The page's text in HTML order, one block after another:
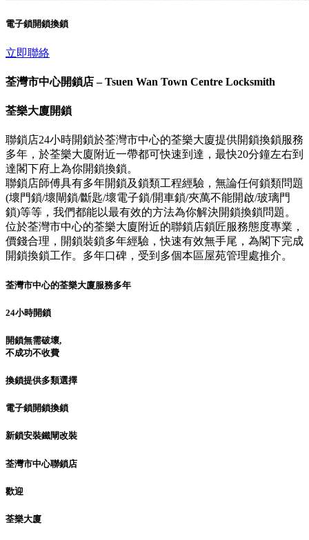
電子鎖開鎖換鎖
立即聯絡
荃灣市中心開鎖店 – Tsuen Wan Town Centre Locksmith
荃樂大廈開鎖
聯鎖店24小時開鎖於荃灣市中心的荃樂大廈提供開鎖換鎖服務
多年，於荃樂大廈附近一帶都可快速到達，最快20分鐘左右到
達閣下府上為你開鎖換鎖。
聯鎖店師傅具有多年開鎖及鎖類工程經驗，無論任何鎖類問題
(壞門鎖/壞閘鎖/斷匙/壞電子鎖/開車鎖/夾萬不能開啟/玻璃門
鎖)等等，我們都能以最有效的方法為你解決開鎖換鎖問題。
位於荃灣市中心的荃樂大廈附近的聯鎖店鎖匠服務態度專業，
價錢合理，開鎖裝鎖多年經驗，快速有效無手尾，為閣下完成
開鎖換鎖工作。多年口碑，受到多個本區屋苑管理處推介。
荃灣市中心的荃樂大廈服務多年
24小時開鎖
開鎖無需破壞,
不成功不收費
換鎖提供多類選擇
電子鎖開鎖換鎖
新鎖安裝鐵閘改裝
荃灣市中心聯鎖店
歡迎
荃樂大廈